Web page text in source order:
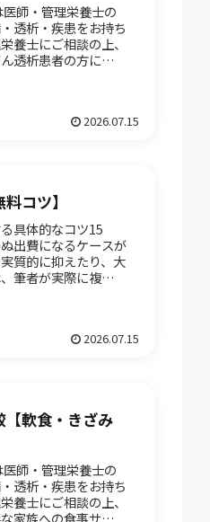
師・管理栄養士の
透析・疾患をお持ち
養士にご相談の上、
透析患者の方にとっ
2026.07.15
コツ】
具体的なコツ15
出費になるケースが
質的に抑えたり、大
筆者が実際に複数の
2026.07.15
【軟食・きざみ
師・管理栄養士の
透析・疾患をお持ち
養士にご相談の上、
家族への食事サポー